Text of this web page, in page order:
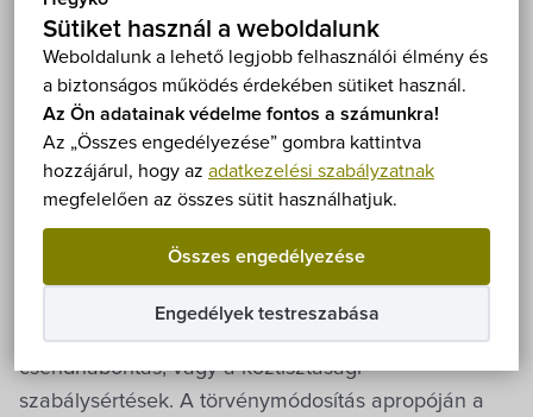
Sütiket használ a weboldalunk
Weboldalunk a lehető legjobb felhasználói élmény és
a biztonságos működés érdekében sütiket használ.
Az Ön adatainak védelme fontos a számunkra!
Az „Összes engedélyezése” gombra kattintva
hozzájárul, hogy az adatkezelési szabályzatnak
megfelelően az összes sütit használhatjuk.
Összes engedélyezése
Engedélyek testreszabása
Földrajzi adottság
Éghajlat
Hegykő történelme
Éttermek
Programok
Önkormányzat
Hírek
rendőrséghez fordulhat
2020. Március 1.
2020. március 1-től módosult a szabálysértési
törvény, ennek megfelelően általános szabálysértési
hatóságként a jövőben a rendőrség jár el. Így, a
rendőrség hatáskörébe tartoznak a leggyakrabban
előforduló olyan közrend elleni szabálysértések,
csendháborítás, vagy a köztisztasági
szabálysértések. A törvénymódosítás apropóján a